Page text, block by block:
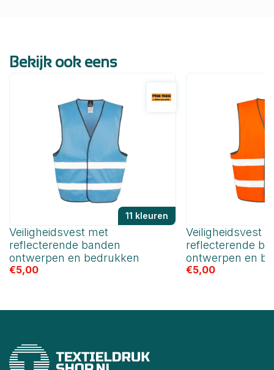
Bekijk ook eens
11 kleuren
Veiligheidsvest met
reflecterende banden
ontwerpen en bedrukken
€5,00
Veiligheidsvest
reflecterende
ontwerpen en
€5,00